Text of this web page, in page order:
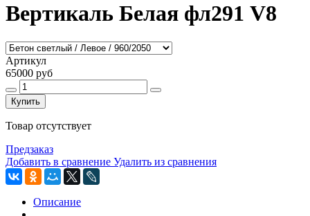
Вертикаль Белая фл291 V8
Артикул
65000 руб
Купить
Товар отсутствует
Предзаказ
Добавить в сравнение Удалить из сравнения
Описание